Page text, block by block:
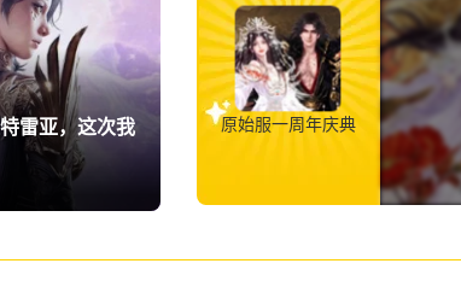
新版本更新
新版本更新
原始服一周年庆典